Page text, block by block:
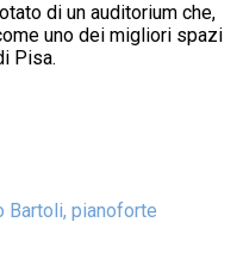
di un auditorium che,
uno dei migliori spazi
Pisa.
Bartoli, pianoforte